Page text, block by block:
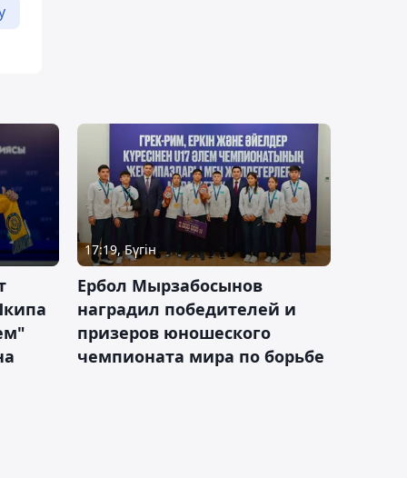
17:19, Бүгін
Ербол Мырзабосынов
наградил победителей и
призеров юношеского
чемпионата мира по борьбе